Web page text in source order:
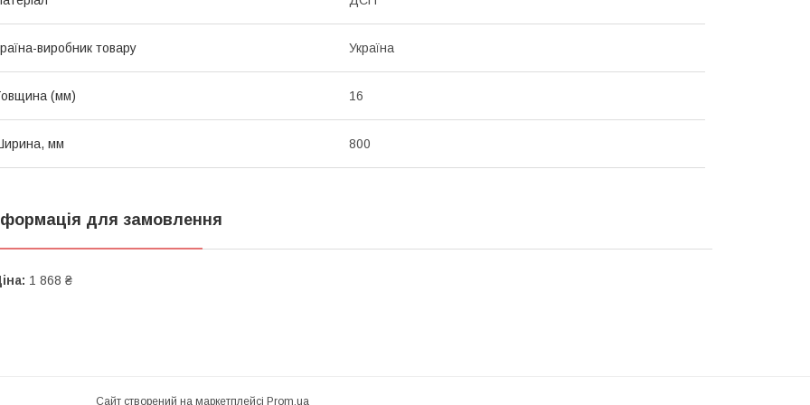
виробник товару Україна
(мм) 16
мм 800
для замовлення
1 868 ₴
Сайт створений на маркетплейсі Prom.ua